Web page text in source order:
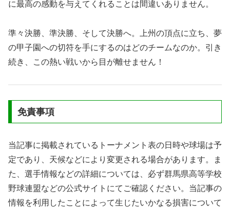
に最高の感動を与えてくれることは間違いありません。
準々決勝、準決勝、そして決勝へ。上州の頂点に立ち、夢
の甲子園への切符を手にするのはどのチームなのか。引き
続き、この熱い戦いから目が離せません！
免責事項
当記事に掲載されているトーナメント表の日時や球場は予
定であり、天候などにより変更される場合があります。ま
た、選手情報などの詳細については、必ず群馬県高等学校
野球連盟などの公式サイトにてご確認ください。当記事の
情報を利用したことによって生じたいかなる損害について